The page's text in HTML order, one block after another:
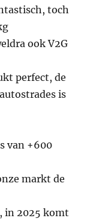
toch
ook V2G
perfect, de
is
van +600
markt de
in 2025 komt